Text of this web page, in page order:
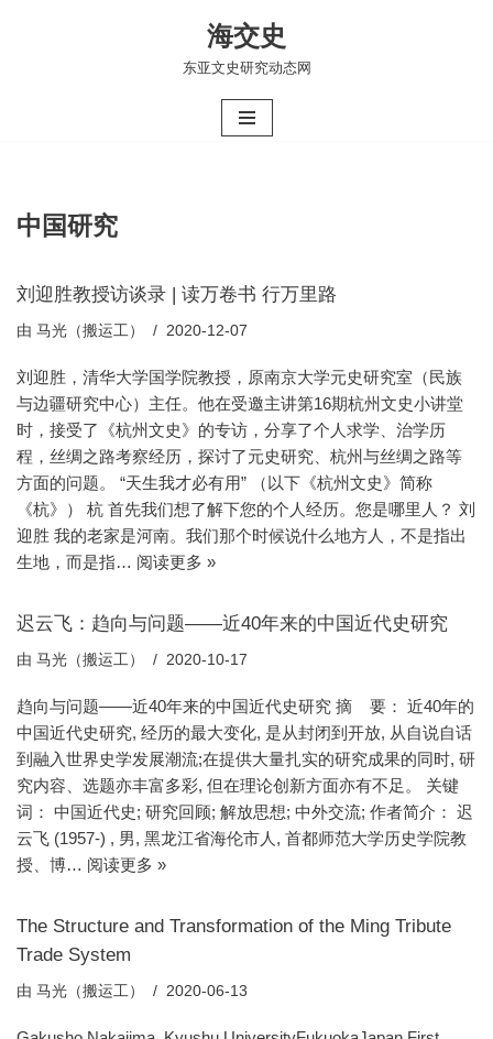
海交史
东亚文史研究动态网
中国研究
刘迎胜教授访谈录 | 读万卷书 行万里路
由 马光（搬运工） 2020-12-07
刘迎胜，清华大学国学院教授，原南京大学元史研究室（民族
与边疆研究中心）主任。他在受邀主讲第16期杭州文史小讲堂
时，接受了《杭州文史》的专访，分享了个人求学、治学历
程，丝绸之路考察经历，探讨了元史研究、杭州与丝绸之路等
方面的问题。 “天生我才必有用” （以下《杭州文史》简称
《杭》） 杭 首先我们想了解下您的个人经历。您是哪里人？ 刘
迎胜 我的老家是河南。我们那个时候说什么地方人，不是指出
生地，而是指… 阅读更多 »
迟云飞：趋向与问题——近40年来的中国近代史研究
由 马光（搬运工） 2020-10-17
趋向与问题——近40年来的中国近代史研究 摘 要： 近40年的
中国近代史研究, 经历的最大变化, 是从封闭到开放, 从自说自话
到融入世界史学发展潮流;在提供大量扎实的研究成果的同时, 研
究内容、选题亦丰富多彩, 但在理论创新方面亦有不足。 关键
词： 中国近代史; 研究回顾; 解放思想; 中外交流; 作者简介： 迟
云飞 (1957-) , 男, 黑龙江省海伦市人, 首都师范大学历史学院教
授、博… 阅读更多 »
The Structure and Transformation of the Ming Tribute
Trade System
由 马光（搬运工） 2020-06-13